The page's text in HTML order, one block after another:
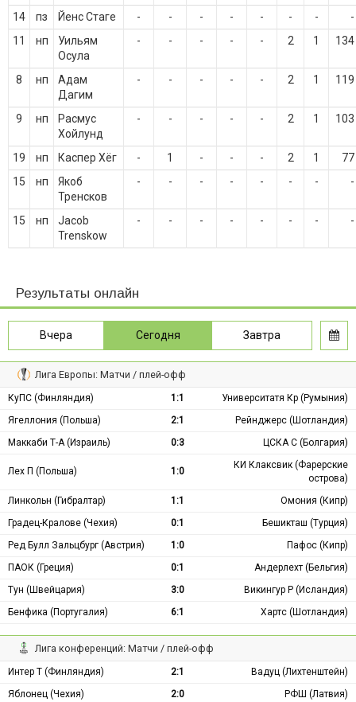
14 пз Йенс Стаге - - - - - - -
-
11
нп
Уильям
Осула
- - - - - 2 1 134
8 нп
Адам
Дагим
- - - - - 2 1 119
9 нп
Расмус
Хойлунд
- - - - - 2 1 103
19 нп Каспер Хёг - 1 - - - 2 1
77
15
нп
Якоб
Тренсков
- - - - - - - -
15 нп
Jacob
Trenskow
- - - - - - - -
Результаты онлайн
Вчера Сегодня Завтра
Лига Европы: Матчи / плей-офф
КуПС (Финляндия) 1:1
Университатя Кр (Румыния)
Ягеллония (Польша)
2:1
Рейнджерс (Шотландия)
Маккаби Т-А (Израиль)
0:3 ЦСКА С (Болгария)
Лех П (Польша) 1:0
КИ Клаксвик (Фарерские
острова)
Линкольн (Гибралтар)
1:1
Омония (Кипр)
Градец-Кралове (Чехия)
0:1
Бешикташ (Турция)
Ред Булл Зальцбург (Австрия)
1:0
Пафос (Кипр)
ПАОК (Греция)
0:1
Андерлехт (Бельгия)
Тун (Швейцария)
3:0
Викингур Р (Исландия)
Бенфика (Португалия)
6:1 Хартс (Шотландия)
Лига конференций: Матчи / плей-офф
Интер Т (Финляндия) 2:1
Вадуц (Лихтенштейн)
Яблонец (Чехия)
2:0
РФШ (Латвия)